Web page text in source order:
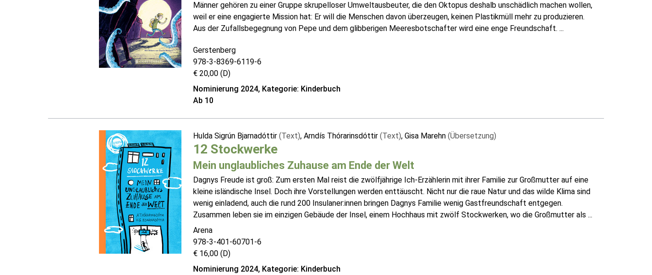
Männer gehören zu einer Gruppe skrupelloser Umweltausbeuter, die den Oktopus deshalb unschädlich machen wollen,
weil er eine engagierte Mission hat: Er will die Menschen davon überzeugen, keinen Plastikmüll mehr zu produzieren.
Aus der Zufallsbegegnung von Pepe und dem glibberigen Meeresbotschafter wird eine enge Freundschaft. ...
Gerstenberg
978-3-8369-6119-6
€ 20,00 (D)
Nominierung 2024, Kategorie: Kinderbuch
Ab 10
Hulda Sigrún Bjarnadóttir (Text), Arndís Thórarinsdóttir (Text), Gisa Marehn (Übersetzung)
12 Stockwerke
Mein unglaubliches Zuhause am Ende der Welt
Dagnys Freude ist groß: Zum ersten Mal reist die zwölfjährige Ich-Erzählerin mit ihrer Familie zur Großmutter auf eine
kleine isländische Insel. Doch ihre Vorstellungen werden enttäuscht. Nicht nur die raue Natur und das wilde Klima sind
wenig einladend, auch die rund 200 Insulaner:innen bringen Dagnys Familie wenig Gastfreundschaft entgegen.
Zusammen leben sie im einzigen Gebäude der Insel, einem Hochhaus mit zwölf Stockwerken, wo die Großmutter als ...
Arena
978-3-401-60701-6
€ 16,00 (D)
Nominierung 2024, Kategorie: Kinderbuch